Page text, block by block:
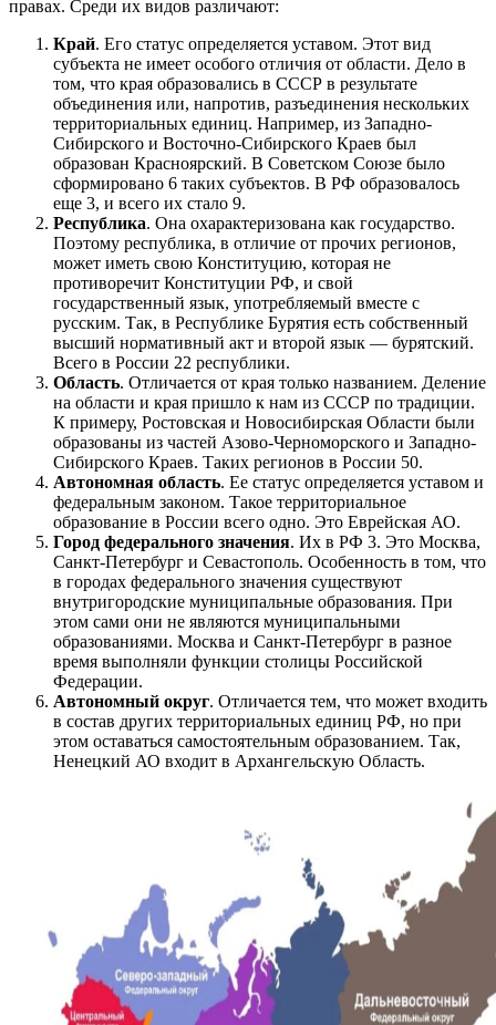
правах. Среди их видов различают:
Край. Его статус определяется уставом. Этот вид
субъекта не имеет особого отличия от области. Дело в
том, что края образовались в СССР в результате
объединения или, напротив, разъединения нескольких
территориальных единиц. Например, из Западно-
Сибирского и Восточно-Сибирского Краев был
образован Красноярский. В Советском Союзе было
сформировано 6 таких субъектов. В РФ образовалось
еще 3, и всего их стало 9.
Республика. Она охарактеризована как государство.
Поэтому республика, в отличие от прочих регионов,
может иметь свою Конституцию, которая не
противоречит Конституции РФ, и свой
государственный язык, употребляемый вместе с
русским. Так, в Республике Бурятия есть собственный
высший нормативный акт и второй язык — бурятский.
Всего в России 22 республики.
Область. Отличается от края только названием. Деление
на области и края пришло к нам из СССР по традиции.
К примеру, Ростовская и Новосибирская Области были
образованы из частей Азово-Черноморского и Западно-
Сибирского Краев. Таких регионов в России 50.
Автономная область. Ее статус определяется уставом и
федеральным законом. Такое территориальное
образование в России всего одно. Это Еврейская АО.
Город федерального значения. Их в РФ 3. Это Москва,
Санкт-Петербург и Севастополь. Особенность в том, что
в городах федерального значения существуют
внутригородские муниципальные образования. При
этом сами они не являются муниципальными
образованиями. Москва и Санкт-Петербург в разное
время выполняли функции столицы Российской
Федерации.
Автономный округ. Отличается тем, что может входить
в состав других территориальных единиц РФ, но при
этом оставаться самостоятельным образованием. Так,
Ненецкий АО входит в Архангельскую Область.